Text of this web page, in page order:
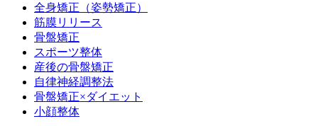
全身矯正（姿勢矯正）
筋膜リリース
骨盤矯正
スポーツ整体
産後の骨盤矯正
自律神経調整法
骨盤矯正×ダイエット
小顔整体